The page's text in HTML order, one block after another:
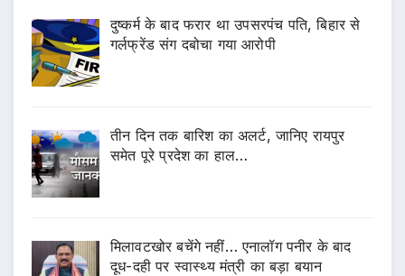
दुष्कर्म के बाद फरार था उपसरपंच पति, बिहार से
गर्लफ्रेंड संग दबोचा गया आरोपी
तीन दिन तक बारिश का अलर्ट, जानिए रायपुर
समेत पूरे प्रदेश का हाल…
मिलावटखोर बचेंगे नहीं… एनालॉग पनीर के बाद
दूध-दही पर स्वास्थ्य मंत्री का बड़ा बयान